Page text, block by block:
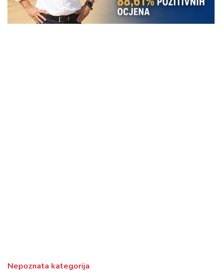
Nepoznata kategorija